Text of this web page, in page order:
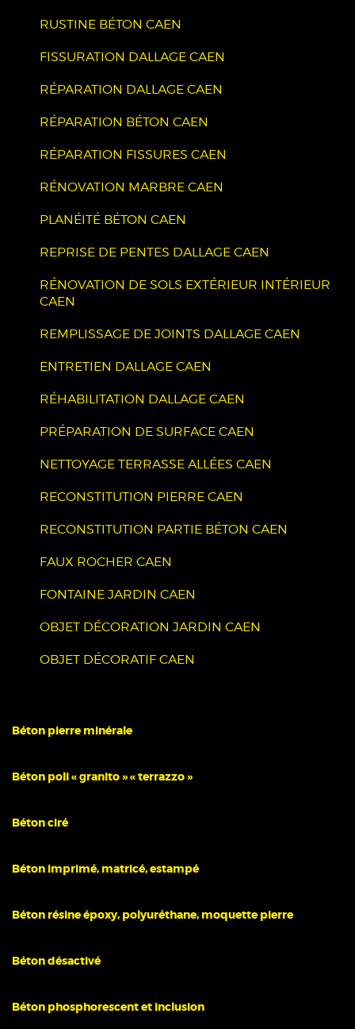
RUSTINE BÉTON CAEN
FISSURATION DALLAGE CAEN
RÉPARATION DALLAGE CAEN
RÉPARATION BÉTON CAEN
RÉPARATION FISSURES CAEN
RÉNOVATION MARBRE CAEN
PLANÉITÉ BÉTON CAEN
REPRISE DE PENTES DALLAGE CAEN
RÉNOVATION DE SOLS EXTÉRIEUR INTÉRIEUR
CAEN
REMPLISSAGE DE JOINTS DALLAGE CAEN
ENTRETIEN DALLAGE CAEN
RÉHABILITATION DALLAGE CAEN
PRÉPARATION DE SURFACE CAEN
NETTOYAGE TERRASSE ALLÉES CAEN
RECONSTITUTION PIERRE CAEN
RECONSTITUTION PARTIE BÉTON CAEN
FAUX ROCHER CAEN
FONTAINE JARDIN CAEN
OBJET DÉCORATION JARDIN CAEN
OBJET DÉCORATIF CAEN
Béton pierre minérale
Béton poli « granito » « terrazzo »
Béton ciré
Béton imprimé, matricé, estampé
Béton résine époxy, polyuréthane, moquette pierre
Béton désactivé
Béton phosphorescent et inclusion